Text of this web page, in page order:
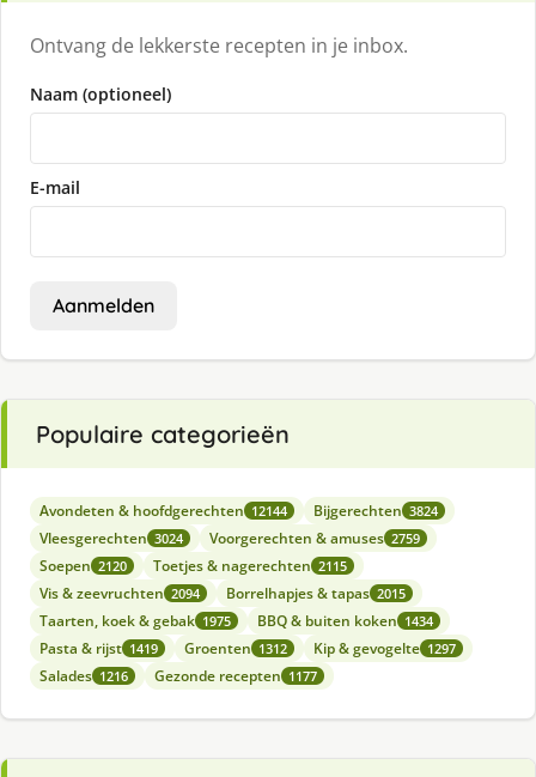
Ontvang de lekkerste recepten in je inbox.
Naam (optioneel)
E-mail
Aanmelden
Populaire categorieën
Avondeten & hoofdgerechten 12144 Bijgerechten 3824
Vleesgerechten 3024 Voorgerechten & amuses 2759
Soepen 2120 Toetjes & nagerechten 2115
Vis & zeevruchten 2094 Borrelhapjes & tapas 2015
Taarten, koek & gebak 1975 BBQ & buiten koken 1434
Pasta & rijst 1419 Groenten 1312 Kip & gevogelte 1297
Salades 1216 Gezonde recepten 1177